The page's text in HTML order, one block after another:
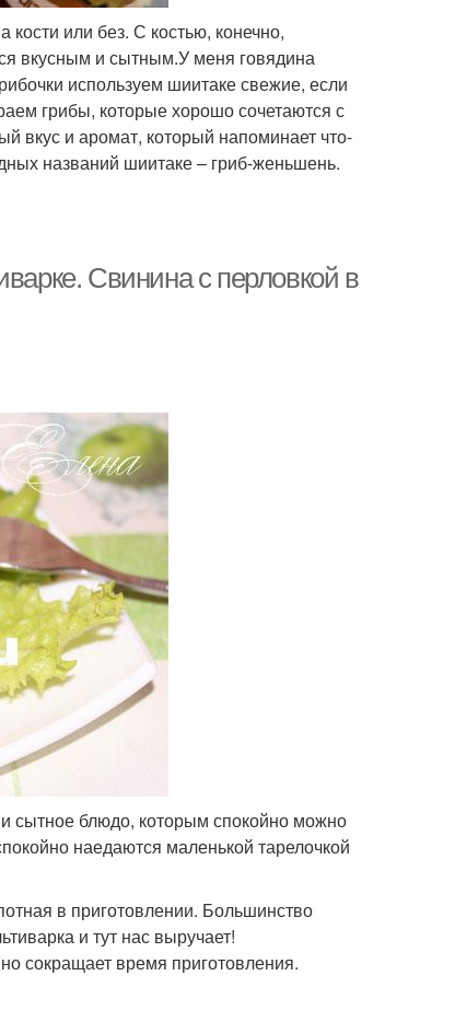
кости или без. С костью, конечно,
вкусным и сытным.У меня говядина
используем шиитаке свежие, если
грибы, которые хорошо сочетаются с
вкус и аромат, который напоминает что-
названий шиитаке – гриб-женьшень.
Свинина с перловкой в
сытное блюдо, которым спокойно можно
наедаются маленькой тарелочкой
в приготовлении. Большинство
и тут нас выручает!
сокращает время приготовления.